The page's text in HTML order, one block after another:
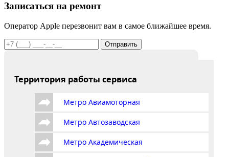
Записаться на ремонт
Оператор Apple перезвонит вам в самое ближайшее время.
Отправить
Территория работы сервиса
Метро Авиамоторная
Метро Автозаводская
Метро Академическая